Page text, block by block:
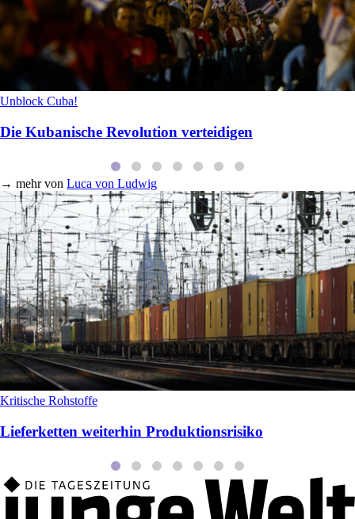
Unblock Cuba!
Die Kubanische Revolution verteidigen
→ mehr von Luca von Ludwig
Kritische Rohstoffe
Lieferketten weiterhin Produktionsrisiko